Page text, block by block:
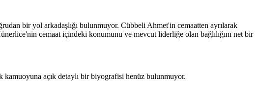
bir yol arkadaşlığı bulunmuyor. Cübbeli Ahmet'in cemaatten ayrılarak
cemaat içindeki konumunu ve mevcut liderliğe olan bağlılığını net bir
açık detaylı bir biyografisi henüz bulunmuyor.